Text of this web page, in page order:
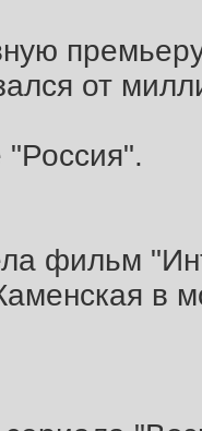
от
"Россия".
фильм
в